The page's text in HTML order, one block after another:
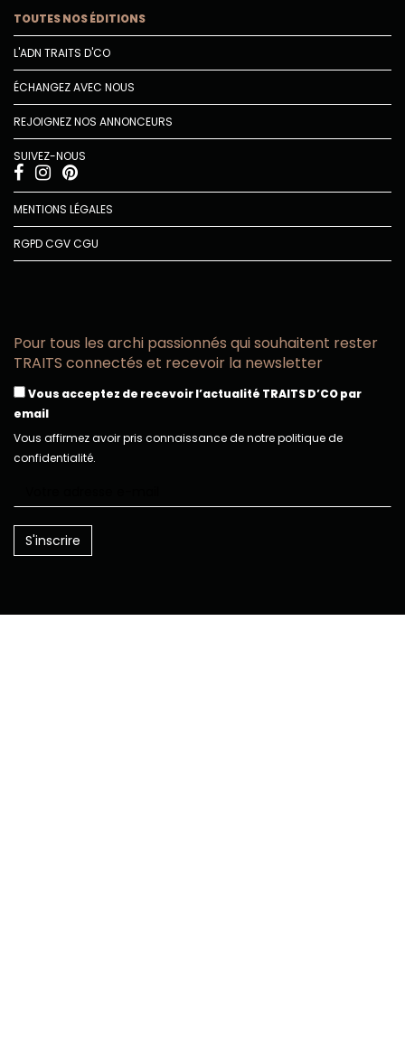
TOUTES NOS ÉDITIONS
L'ADN TRAITS D'CO
ÉCHANGEZ AVEC NOUS
REJOIGNEZ NOS ANNONCEURS
SUIVEZ-NOUS
MENTIONS LÉGALES
RGPDCGVCGU
Pour tous les archi passionnés qui souhaitent rester
TRAITS connectés et recevoir la newsletter
Vous acceptez de recevoir l’actualité TRAITS D’CO par
email
Vous affirmez avoir pris connaissance de notre politique de
confidentialité.